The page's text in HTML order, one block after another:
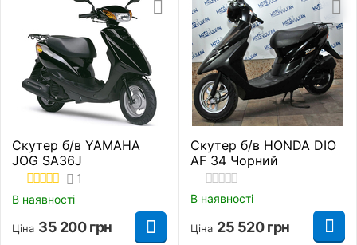
Скутер б/в YAMAHA
JOG SA36J
1
В наявності
Ціна 35 200 грн
Скутер б/в HONDA DIO
AF 34 Чорний
В наявності
Ціна 25 520 грн